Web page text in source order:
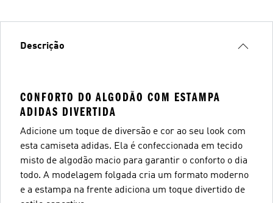
Descrição
CONFORTO DO ALGODÃO COM ESTAMPA
ADIDAS DIVERTIDA
Adicione um toque de diversão e cor ao seu look com
esta camiseta adidas. Ela é confeccionada em tecido
misto de algodão macio para garantir o conforto o dia
todo. A modelagem folgada cria um formato moderno
e a estampa na frente adiciona um toque divertido de